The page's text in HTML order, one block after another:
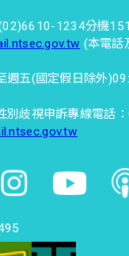
初探劇場
看-科技輔具
敲敲打打工作
1234分機
(本電話
週五(國定假日除外
別歧視申訴專線電話